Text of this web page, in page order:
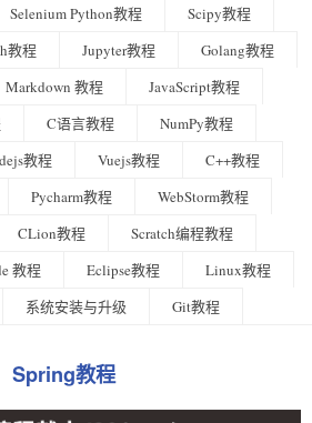
Selenium Python教程
Scipy教程
教程 Jupyter教程
Golang教程
Markdown 教程
JavaScript教程
C语言教程
NumPy教程
教程 Vuejs教程
C++教程
Pycharm教程
WebStorm教程
CLion教程
Scratch编程教程
教程 Eclipse教程
Linux教程
系统安装与升级 Git教程
Spring教程